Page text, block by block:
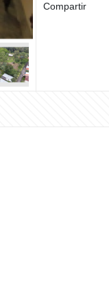
Compartir